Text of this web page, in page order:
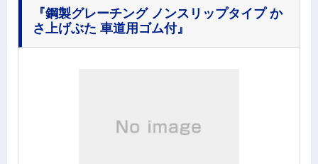
『鋼製グレーチング ノンスリップタイプ か
さ上げぶた 車道用ゴム付』